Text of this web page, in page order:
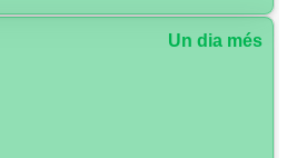
Un dia més